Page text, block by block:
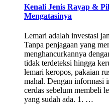
Kenali Jenis Rayap &
Mengatasinya
Lemari adalah investasi
Tanpa penjagaan yang
menghancurkannya
tidak terdeteksi hingga
lemari keropos, pakaian
mahal. Dengan informasi
cerdas sebelum membeli
yang sudah ada. 1. …